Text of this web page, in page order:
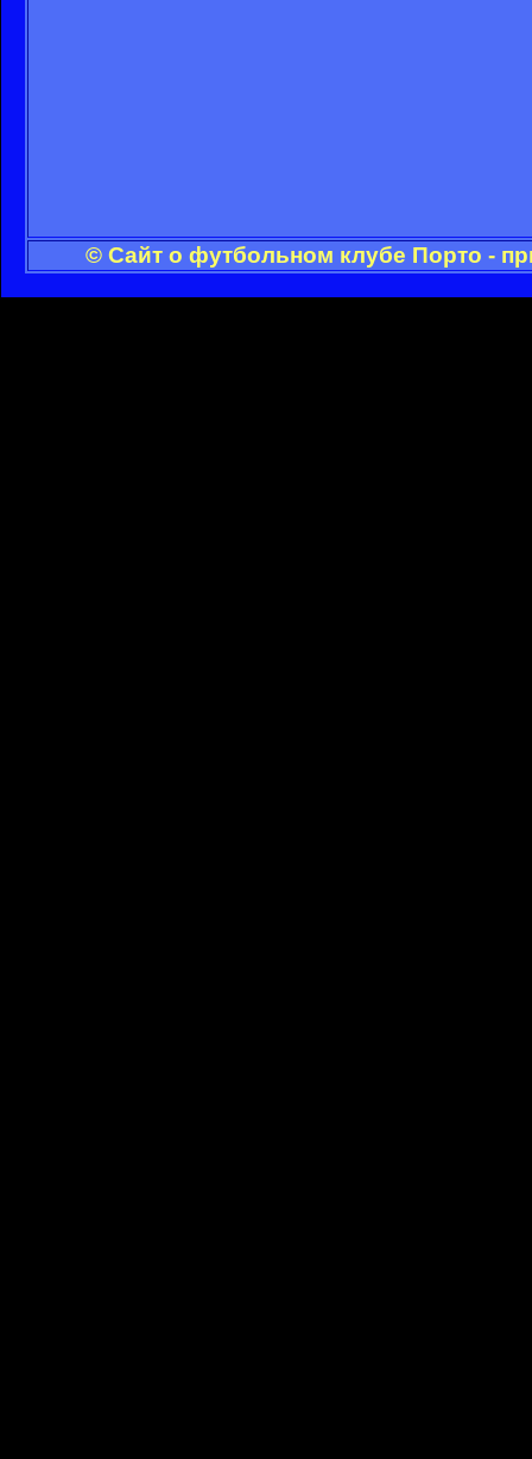
© Сайт о футбольном клубе Порто -